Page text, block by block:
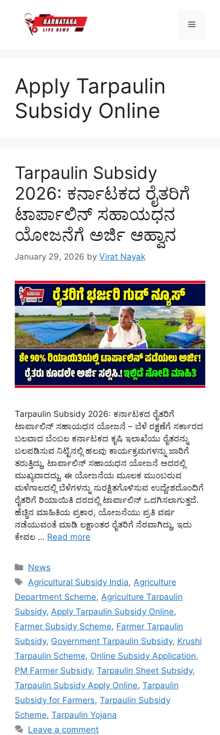
content
Menu
Apply Tarpaulin
Subsidy Online
Tarpaulin Subsidy
2026: ಕರ್ನಾಟಕದ ರೈತರಿಗೆ
ಟಾರ್ಪಾಲಿನ್ ಸಹಾಯಧನ
ಯೋಜನೆಗೆ ಅರ್ಜಿ ಆಹ್ವಾನ
January 29, 2026 by Virat Nayak
Tarpaulin Subsidy 2026: ಕರ್ನಾಟಕದ ರೈತರಿಗೆ
ಟಾರ್ಪಾಲಿನ್ ಸಹಾಯಧನ ಯೋಜನೆ – ಬೆಳೆ ರಕ್ಷಣೆಗೆ ಸರ್ಕಾರದ
ಬಲವಾದ ಬೆಂಬಲ ಕರ್ನಾಟಕದ ಕೃಷಿ ಇಲಾಖೆಯು ರೈತರನ್ನು
ಬಲಪಡಿಸುವ ನಿಟ್ಟಿನಲ್ಲಿ ಹಲವು ಕಾರ್ಯಕ್ರಮಗಳನ್ನು ಜಾರಿಗೆ
ತರುತ್ತಿದ್ದು, ಟಾರ್ಪಾಲಿನ್ ಸಹಾಯಧನ ಯೋಜನೆ ಅದರಲ್ಲಿ
ಮುಖ್ಯವಾದದ್ದು. ಈ ಯೋಜನೆಯ ಮೂಲಕ ಮುಂಬರುವ
ಮಳೆಗಾಲದಲ್ಲಿ ಬೆಳೆಗಳನ್ನು ಸುರಕ್ಷಿತಗೊಳಿಸುವ ಉದ್ದೇಶದೊಂದಿಗೆ
ರೈತರಿಗೆ ರಿಯಾಯಿತಿ ದರದಲ್ಲಿ ಟಾರ್ಪಾಲಿನ್ ಒದಗಿಸಲಾಗುತ್ತದೆ.
ಹೆಚ್ಚಿನ ಮಾಹಿತಿಯ ಪ್ರಕಾರ, ಯೋಜನೆಯು ಪ್ರತಿ ವರ್ಷ
ನಡೆಯುವಂತೆ ಮಾಡಿ ಲಕ್ಷಾಂತರ ರೈತರಿಗೆ ನೆರವಾಗಿದ್ದು, ಇದು
ಕೇವಲ … Read more
Categories
News
Tags
Agricultural Subsidy India, Agriculture
Department Scheme, Agriculture Tarpaulin
Subsidy, Apply Tarpaulin Subsidy Online,
Farmer Subsidy Scheme, Farmer Tarpaulin
Subsidy, Government Tarpaulin Subsidy, Krushi
Tarpaulin Scheme, Online Subsidy Application,
PM Farmer Subsidy, Tarpaulin Sheet Subsidy,
Tarpaulin Subsidy Apply Online, Tarpaulin
Subsidy for Farmers, Tarpaulin Subsidy
Scheme, Tarpaulin Yojana
Leave a comment